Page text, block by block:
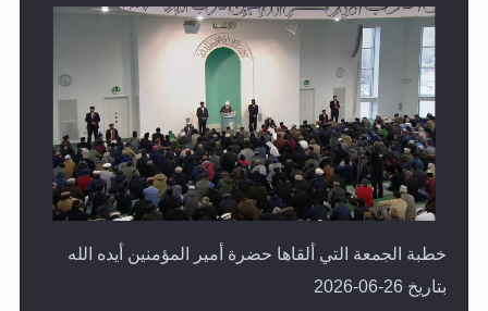
خطبة الجمعة التي ألقاها حضرة أمير المؤمنين أيده الله
بتاريخ 26-06-2026